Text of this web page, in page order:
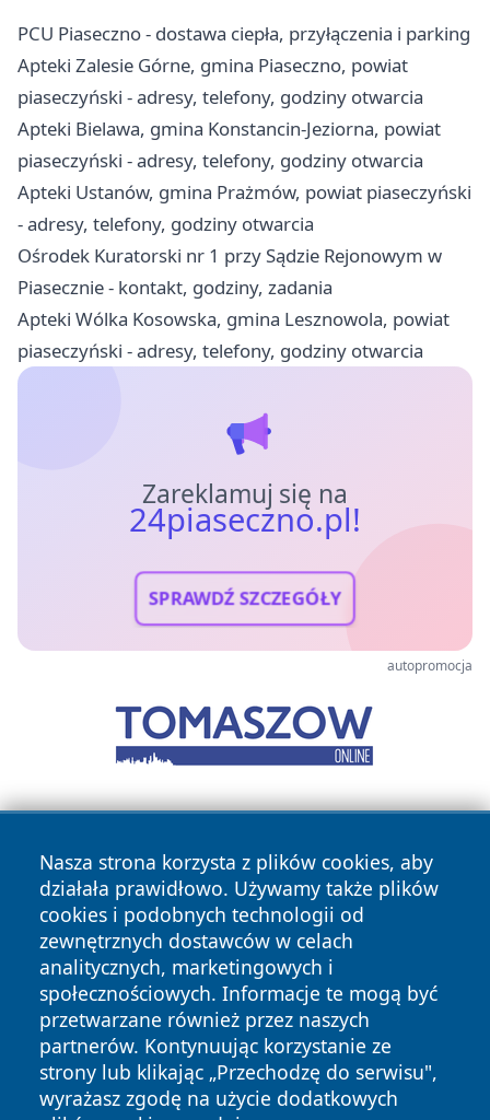
PCU Piaseczno - dostawa ciepła, przyłączenia i parking
Apteki Zalesie Górne, gmina Piaseczno, powiat
piaseczyński - adresy, telefony, godziny otwarcia
Apteki Bielawa, gmina Konstancin-Jeziorna, powiat
piaseczyński - adresy, telefony, godziny otwarcia
Apteki Ustanów, gmina Prażmów, powiat piaseczyński
- adresy, telefony, godziny otwarcia
Ośrodek Kuratorski nr 1 przy Sądzie Rejonowym w
Piasecznie - kontakt, godziny, zadania
Apteki Wólka Kosowska, gmina Lesznowola, powiat
piaseczyński - adresy, telefony, godziny otwarcia
Zareklamuj się na
24piaseczno.pl!
SPRAWDŹ SZCZEGÓŁY
autopromocja
Nasza strona korzysta z plików cookies, aby
działała prawidłowo. Używamy także plików
cookies i podobnych technologii od
zewnętrznych dostawców w celach
analitycznych, marketingowych i
społecznościowych. Informacje te mogą być
przetwarzane również przez naszych
partnerów. Kontynuując korzystanie ze
strony lub klikając „Przechodzę do serwisu",
wyrażasz zgodę na użycie dodatkowych
Copyright © 2026 24piaseczno.pl Wszystkie prawa
zastrzeżone.
News Autorzy
Polityka
Prywatności
Polityka
Cookies